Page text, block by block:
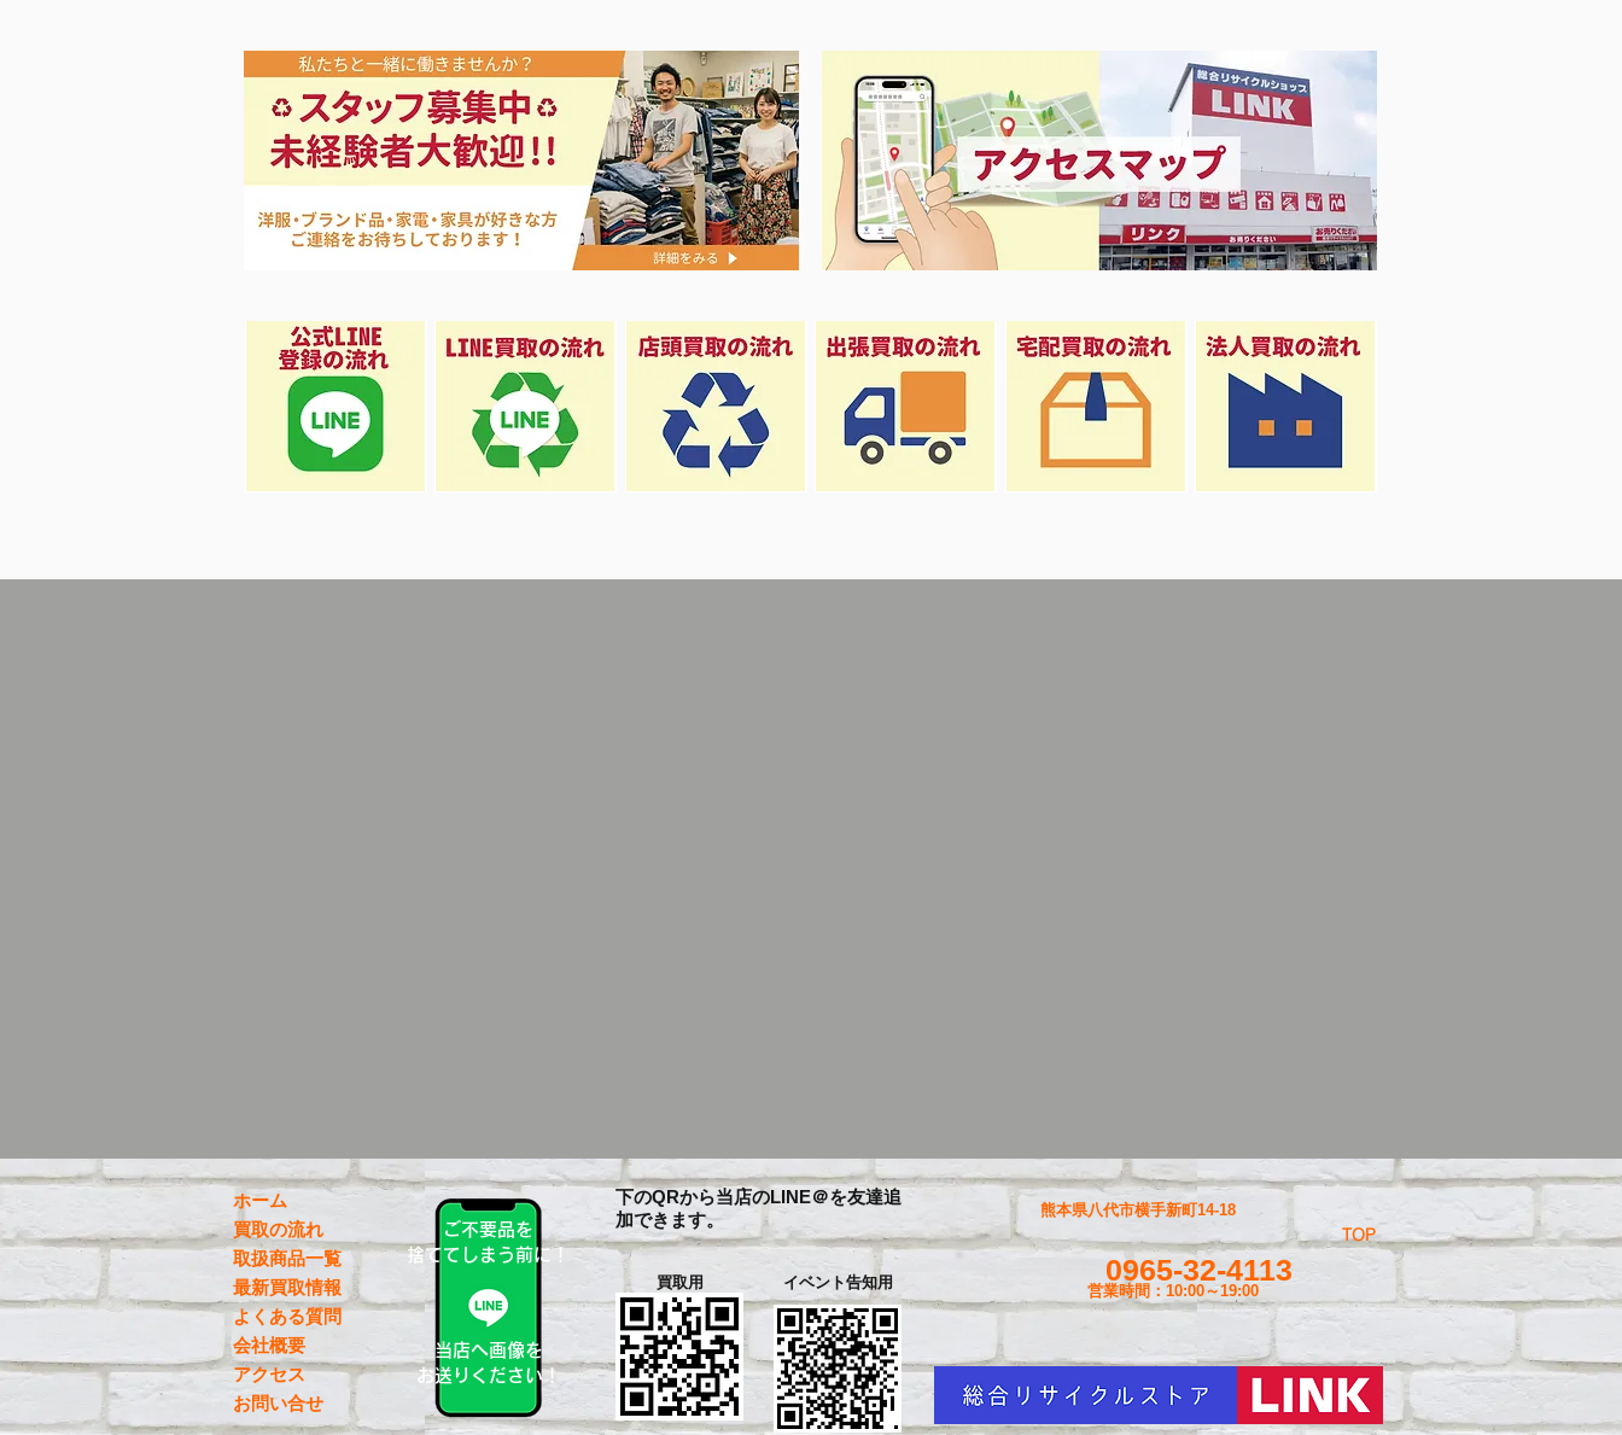
リール各種買取致しました♡
ホーム
買取の流れ
取扱商品一覧
最新買取情報
よくある質問
会社概要
アクセス
お問い合せ
ご不要品を
捨ててしまう前に！
当店へ画像を
お送りください！
下のQRから当店のLINE＠を友達追
加できます。
買取用 イベント告知用
TOP
0965-32-4113
営業時間：10:00～19:00
熊本県八代市横手新町14-18